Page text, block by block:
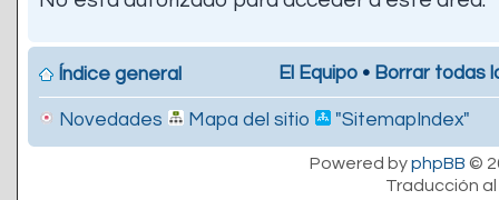
Índice general El Equipo • Borrar todas
Novedades Mapa del sitio "SitemapIndex"
Powered byphpBB ©
Traducción